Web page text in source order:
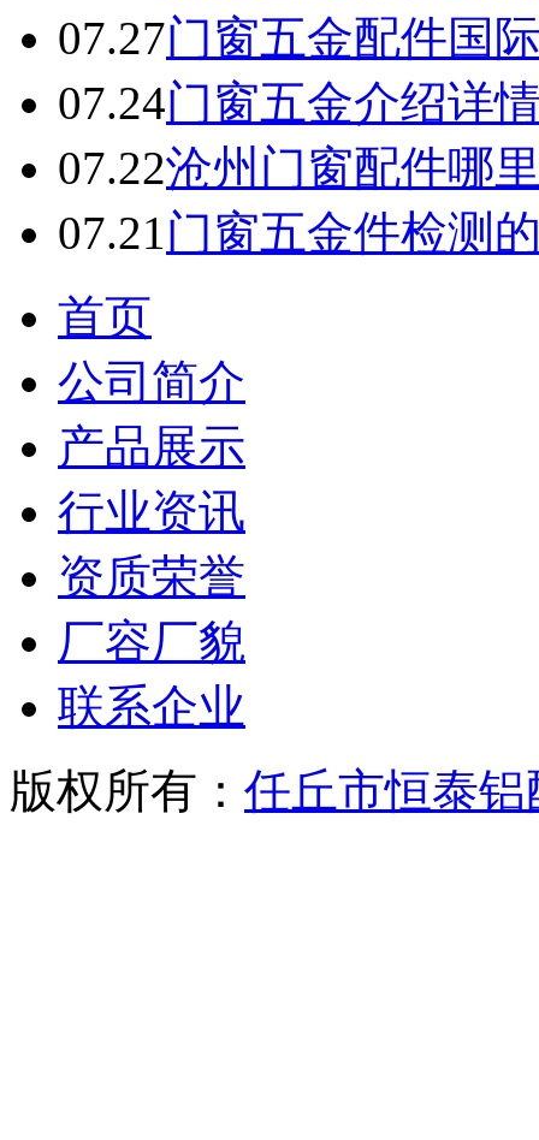
07.27门窗五金配件国
07.24门窗五金介绍详
07.22沧州门窗配件哪
07.21门窗五金件检测
首页
公司简介
产品展示
行业资讯
资质荣誉
厂容厂貌
联系企业
版权所有： 任丘市恒泰铝